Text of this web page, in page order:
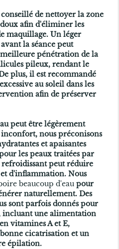
de nettoyer la zone
afin d'éliminer les
maquillage. Un léger
la séance peut
pénétration de la
pileux, rendant le
plus, il est recommandé
au soleil dans les
afin de préserver
peut être légèrement
nous préconisons
et apaisantes
les peaux traitées par
peut réduire
d'inflammation. Nous
beaucoup d'eau pour
naturellement. Des
sont parfois donnés pour
incluant une alimentation
vitamines A et E,
cicatrisation et un
épilation.